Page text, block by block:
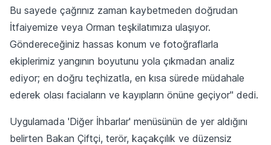
Bu sayede çağrınız zaman kaybetmeden doğrudan
İtfaiyemize veya Orman teşkilatımıza ulaşıyor.
Göndereceğiniz hassas konum ve fotoğraflarla
ekiplerimiz yangının boyutunu yola çıkmadan analiz
ediyor; en doğru teçhizatla, en kısa sürede müdahale
ederek olası faciaların ve kayıpların önüne geçiyor" dedi.
Uygulamada 'Diğer İhbarlar' menüsünün de yer aldığını
belirten Bakan Çiftçi, terör, kaçakçılık ve düzensiz